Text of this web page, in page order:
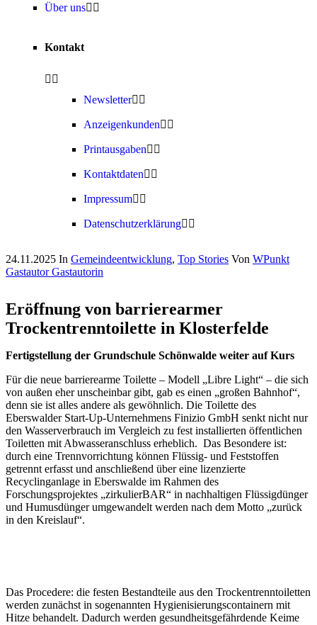
Über uns
Kontakt
Newsletter
Anzeigenkunden
Printausgaben
Kontaktdaten
Impressum
Datenschutzerklärung
24.11.2025 In Gemeindeentwicklung, Top Stories Von WPunkt
Gastautor Gastautorin
Eröffnung von barrierearmer
Trockentrenntoilette in Klosterfelde
Fertigstellung der Grundschule Schönwalde weiter auf Kurs
Für die neue barrierearme Toilette – Modell „Libre Light“ – die sich
von außen eher unscheinbar gibt, gab es einen „großen Bahnhof“,
denn sie ist alles andere als gewöhnlich. Die Toilette des
Eberswalder Start-Up-Unternehmens Finizio GmbH senkt nicht nur
den Wasserverbrauch im Vergleich zu fest installierten öffentlichen
Toiletten mit Abwasseranschluss erheblich. Das Besondere ist:
durch eine Trennvorrichtung können Flüssig- und Feststoffen
getrennt erfasst und anschließend über eine lizenzierte
Recyclinganlage in Eberswalde im Rahmen des
Forschungsprojektes „zirkulierBAR“ in nachhaltigen Flüssigdünger
und Humusdünger umgewandelt werden nach dem Motto „zurück
in den Kreislauf“.
Das Procedere: die festen Bestandteile aus den Trockentrenntoiletten
werden zunächst in sogenannten Hygienisierungscontainern mit
Hitze behandelt. Dadurch werden gesundheitsgefährdende Keime